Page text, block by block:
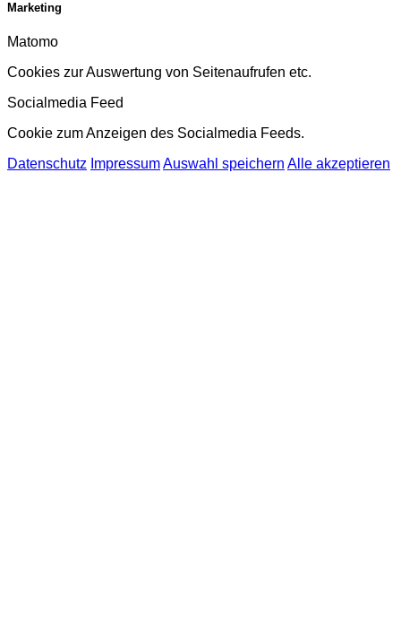
Marketing
Matomo
Cookies zur Auswertung von Seitenaufrufen etc.
Socialmedia Feed
Cookie zum Anzeigen des Socialmedia Feeds.
Datenschutz ImpressumAuswahl speichern Alle akzeptieren